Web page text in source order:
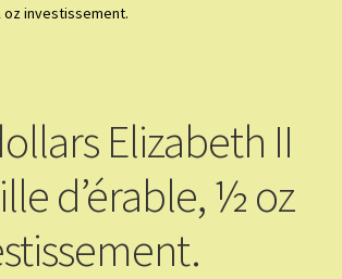
oz investissement.
Elizabeth II
d’érable, ½ oz